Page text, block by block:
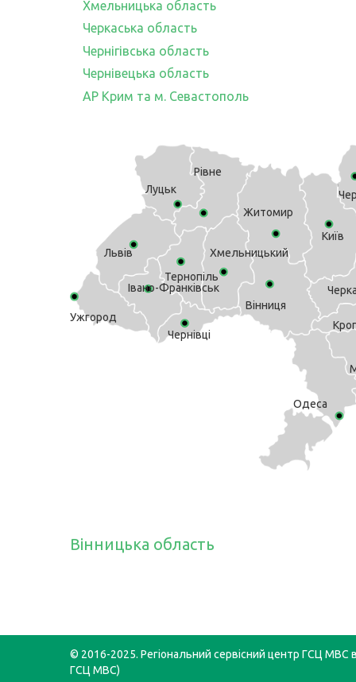
Хмельницька область
Черкаська область
Чернігівська область
Чернівецька область
АР Крим та м. Севастополь
Чернівці
Хмельницький
Івано-Франківськ
Київ
Львів
Одеса
Рівне
Тернопіль
Вінниця
Луцьк
Ужгород
Житомир
Вінницька область
© 2016-2025. Регіональний сервісний центр ГСЦ МВС в
ГСЦ МВС)